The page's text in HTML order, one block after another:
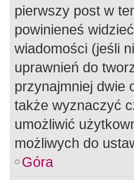
pierwszy post w
powinieneś
wiadomości (jeśli
uprawnień do
przynajmniej dwie
także wyznaczyć
umożliwić
możliwych do
Góra